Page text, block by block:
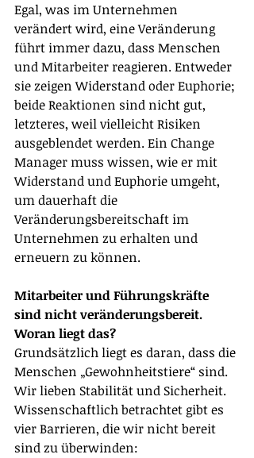
Egal, was im Unternehmen
verändert wird, eine Veränderung
führt immer dazu, dass Menschen
und Mitarbeiter reagieren. Entweder
sie zeigen Widerstand oder Euphorie;
beide Reaktionen sind nicht gut,
letzteres, weil vielleicht Risiken
ausgeblendet werden. Ein Change
Manager muss wissen, wie er mit
Widerstand und Euphorie umgeht,
um dauerhaft die
Veränderungsbereitschaft im
Unternehmen zu erhalten und
erneuern zu können.
Mitarbeiter und Führungskräfte
sind nicht veränderungsbereit.
Woran liegt das?
Grundsätzlich liegt es daran, dass die
Menschen „Gewohnheitstiere“ sind.
Wir lieben Stabilität und Sicherheit.
Wissenschaftlich betrachtet gibt es
vier Barrieren, die wir nicht bereit
sind zu überwinden: